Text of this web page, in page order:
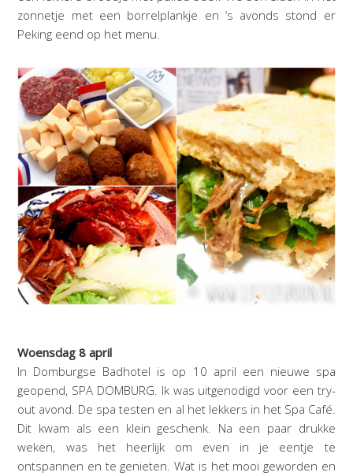
zonnetje met een borrelplankje en ‘s avonds stond er
Peking eend op het menu.
Woensdag 8 april
In Domburgse Badhotel is op 10 april een nieuwe spa
geopend, SPA DOMBURG. Ik was uitgenodigd voor een try-
out avond. De spa testen en al het lekkers in het Spa Café.
Dit kwam als een klein geschenk. Na een paar drukke
weken, was het heerlijk om even in je eentje te
ontspannen en te genieten. Wat is het mooi geworden en